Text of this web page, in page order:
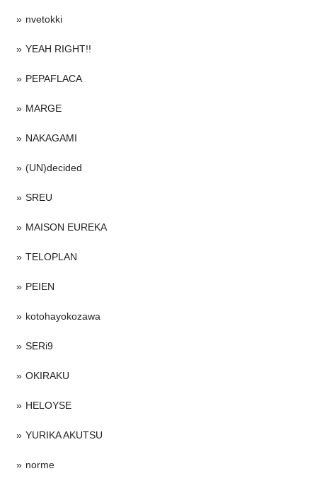
nvetokki
YEAH RIGHT!!
PEPAFLACA
MARGE
NAKAGAMI
(UN)decided
SREU
MAISON EUREKA
TELOPLAN
PEIEN
kotohayokozawa
SERi9
OKIRAKU
HELOYSE
YURIKA AKUTSU
norme